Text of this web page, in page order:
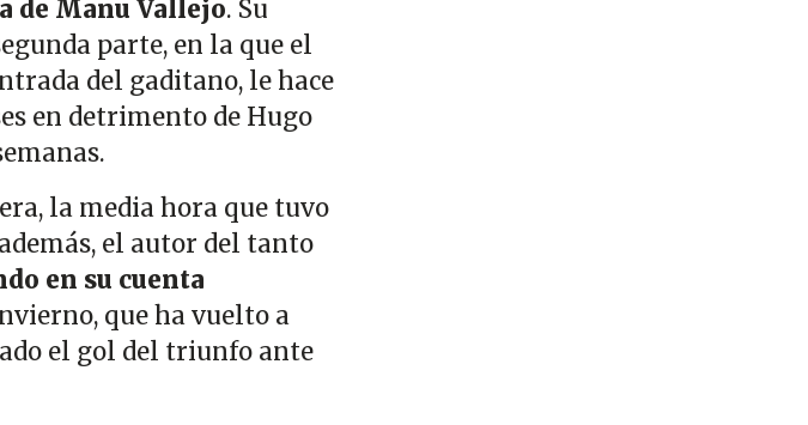
de Manu Vallejo. Su
parte, en la que el
del gaditano, le hace
en detrimento de Hugo
la media hora que tuvo
el autor del tanto
en su cuenta
que ha vuelto a
el gol del triunfo ante